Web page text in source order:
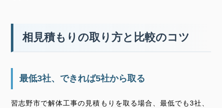
相見積もりの取り方と比較のコツ
最低3社、できれば5社から取る
習志野市で解体工事の見積もりを取る場合、最低でも3社、